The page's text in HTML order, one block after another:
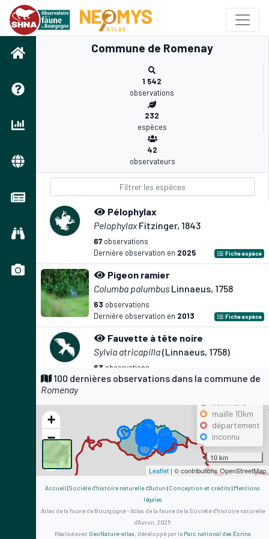
Commune de Romenay
1 542
observations
232
espèces
42
observateurs
Pélophylax
PelophylaxFitzinger, 1843
67 observations
Dernière observation en 2025 Fiche espèce
Pigeon ramier
Columba palumbus Linnaeus, 1758
63 observations
Dernière observation en 2013 Fiche espèce
Fauvette à tête noire
Sylvia atricapilla(Linnaeus, 1758)
63 observations
Dernière observation en2011 Fiche espèce
Linnaeus, 1758
observations
Dernière observation en2012
Pinson des arbres
Fringilla coelebsLinnaeus, 1758
Dernière observation en
Merle noir
100 dernières observations dans la commune de
Romenay
+
−
Précision
maille 10km
département
inconnu
10 km
Leaflet | © contributions OpenStreetMap
Accueil |Société d'histoire naturelle d'Autun | Conception et crédits | Mentions
légales
Atlas de la faune de Bourgogne - Atlas de la faune de la Société d'histoire naturelle
d'Autun, 2025
Réalisé avec GeoNature-atlas, développé par le Parc national des Écrins